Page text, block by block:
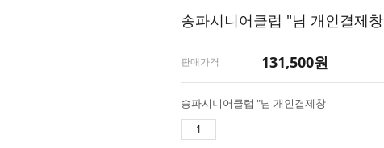
송파시니어클럽 "님 개인결제창
판매가격 131,500원
송파시니어클럽 "님 개인결제창